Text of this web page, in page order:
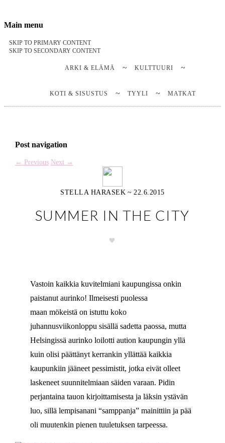
Notes on a life
Stella Harasek & Jarno Jussila
Main menu
SKIP TO PRIMARY CONTENT
SKIP TO SECONDARY CONTENT
ARKI & ELÄMÄ KULTTUURI
KOTI & SISUSTUS TYYLI MATKAT
Post navigation
← Previous Next →
STELLA HARASEK ~ 22.6.2015
SUMMER IN THE CITY
Vastoin kaikkia kuvitelmiani kaupungissa onkin
paistanut aurinko! Ilmeisesti puolessa
maan mökeistä on istuttu koko
juhannusviikonloppu sisällä sadetta paossa, mutta
Helsingissä aurinko loilotti aution kaupungin yllä
kuin olisi päättänyt kerrankin yllättää kaikkia
kaupunkiin jääneet pessimistit, jotka eivät olleet
laskeneet suunnitelmiaan säiden varaan. Pidin
perjantaina tauon kirjoittamisesta ja läksin ystävän
luo, sillä lempisanani “samppanja” mainittiin ja pää
oli muutenkin pienen tuuletuksen tarpeessa.